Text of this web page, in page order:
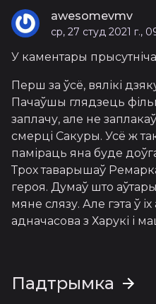
awesomevmv
ср, 27 студ 2021 г.,
У каментары
Перш за ўсё, вялікі
Пачаўшы глядзець
заплачу, але не
смерці Сакуры. Усё ж
паміраць яна буде доўга
Трох таварышаў
героя. Думаў што
мяне слязу. Але гэта ў
адначасова з Харукі і
Падтрымка